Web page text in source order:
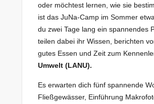
oder möchtest lernen, wie sie
ist das JuNa-Camp im Sommer
du zwei Tage lang ein spannendes
teilen dabei ihr Wissen, berichten
gutes Essen und Zeit zum
Umwelt (LANU).
Es erwarten dich fünf spannende
Fließgewässer, Einführung